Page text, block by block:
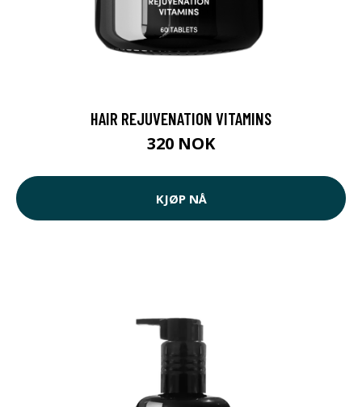
HAIR REJUVENATION VITAMINS
320 NOK
KJØP NÅ